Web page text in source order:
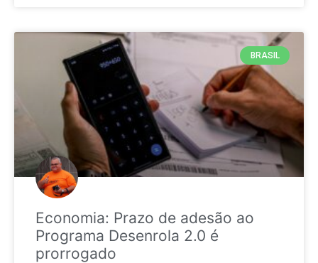
BRASIL
Economia: Prazo de adesão ao
Programa Desenrola 2.0 é
prorrogado